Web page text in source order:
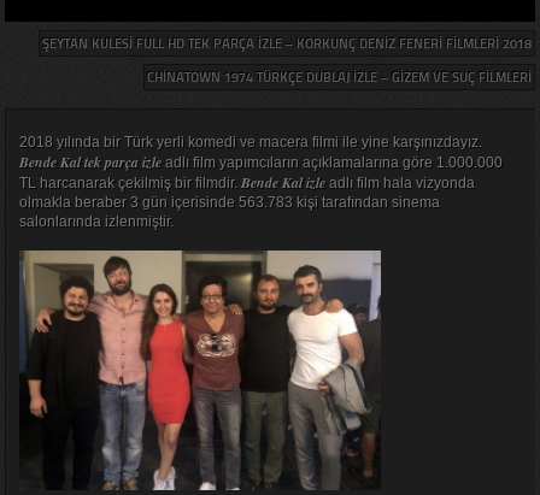
ŞEYTAN KULESI FULL HD TEK PARÇA IZLE – KORKUNÇ DENIZ FENERI FILMLERI 2018
CHINATOWN 1974 TÜRKÇE DUBLAJ IZLE – GIZEM VE SUÇ FILMLERI
2018 yılında bir Türk yerli komedi ve macera filmi ile yine karşınızdayız.
Bende Kal tek parça izleadlı film yapımcıların açıklamalarına göre 1.000.000
TL harcanarak çekilmiş bir filmdir. Bende Kal izleadlı film hala vizyonda
olmakla beraber 3 gün içerisinde 563.783 kişi tarafından sinema
salonlarında izlenmiştir.